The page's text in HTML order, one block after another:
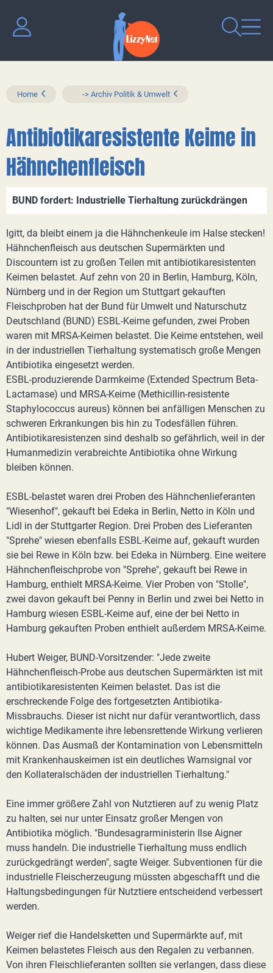
Home -> Archiv Politik & Umwelt
Antibiotikaresistente Keime in
Hähnchenfleisch
BUND fordert: Industrielle Tierhaltung zurückdrängen
Igitt, da bleibt einem ja die Hähnchenkeule im Halse stecken!
Hähnchenfleisch aus deutschen Supermärkten und
Discountern ist zu großen Teilen mit antibiotikaresistenten
Keimen belastet. Auf zehn von 20 in Berlin, Hamburg, Köln,
Nürnberg und in der Region um Stuttgart gekauften
Fleischproben hat der Bund für Umwelt und Naturschutz
Deutschland (BUND) ESBL-Keime gefunden, zwei Proben
waren mit MRSA-Keimen belastet. Die Keime entstehen, weil
in der industriellen Tierhaltung systematisch große Mengen
Antibiotika eingesetzt werden.
ESBL-produzierende Darmkeime (Extended Spectrum Beta-
Lactamase) und MRSA-Keime (Methicillin-resistente
Staphylococcus aureus) können bei anfälligen Menschen zu
schweren Erkrankungen bis hin zu Todesfällen führen.
Antibiotikaresistenzen sind deshalb so gefährlich, weil in der
Humanmedizin verabreichte Antibiotika ohne Wirkung
bleiben können.
ESBL-belastet waren drei Proben des Hähnchenlieferanten
"Wiesenhof", gekauft bei Edeka in Berlin, Netto in Köln und
Lidl in der Stuttgarter Region. Drei Proben des Lieferanten
"Sprehe" wiesen ebenfalls ESBL-Keime auf, gekauft wurden
sie bei Rewe in Köln bzw. bei Edeka in Nürnberg. Eine weitere
Hähnchenfleischprobe von "Sprehe", gekauft bei Rewe in
Hamburg, enthielt MRSA-Keime. Vier Proben von "Stolle",
zwei davon gekauft bei Penny in Berlin und zwei bei Netto in
Hamburg wiesen ESBL-Keime auf, eine der bei Netto in
Hamburg gekauften Proben enthielt außerdem MRSA-Keime.
Hubert Weiger, BUND-Vorsitzender: "Jede zweite
Hähnchenfleisch-Probe aus deutschen Supermärkten ist mit
antibiotikaresistenten Keimen belastet. Das ist die
erschreckende Folge des fortgesetzten Antibiotika-
Missbrauchs. Dieser ist nicht nur dafür verantwortlich, dass
wichtige Medikamente ihre lebensrettende Wirkung verlieren
können. Das Ausmaß der Kontamination von Lebensmitteln
mit Krankenhauskeimen ist ein deutliches Warnsignal vor
den Kollateralschäden der industriellen Tierhaltung."
Eine immer größere Zahl von Nutztieren auf zu wenig Platz
zu halten, sei nur unter Einsatz großer Mengen von
Antibiotika möglich. "Bundesagrarministerin Ilse Aigner
muss handeln. Die industrielle Tierhaltung muss endlich
zurückgedrängt werden", sagte Weiger. Subventionen für die
industrielle Fleischerzeugung müssten abgeschafft und die
Haltungsbedingungen für Nutztiere entscheidend verbessert
werden.
Weiger rief die Handelsketten und Supermärkte auf, mit
Keimen belastetes Fleisch aus den Regalen zu verbannen.
Von ihren Fleischlieferanten sollten sie verlangen, dass diese